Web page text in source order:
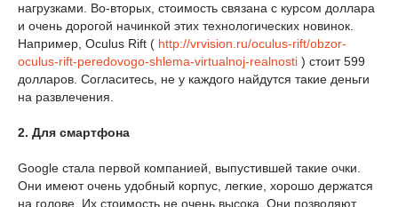
нагрузками. Во-вторых, стоимость связана с курсом доллара
и очень дорогой начинкой этих технологических новинок.
Например, Oculus Rift ( http://vrvision.ru/oculus-rift/obzor-
oculus-rift-peredovogo-shlema-virtualnoj-realnosti ) стоит 599
долларов. Согласитесь, не у каждого найдутся такие деньги
на развлечения.
2. Для смартфона
Google стала первой компанией, выпустившей такие очки.
Они имеют очень удобный корпус, легкие, хорошо держатся
на голове. Их стоимость не очень высока. Они позволяют